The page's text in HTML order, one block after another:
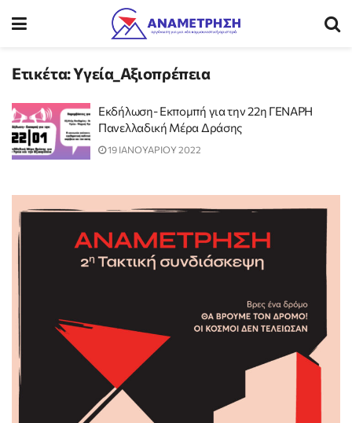
Ετικέτα:Υγεία_Αξιοπρέπεια
Εκδήλωση- Εκπομπή για την 22η ΓΕΝΑΡΗ
Πανελλαδική Μέρα Δράσης
19 ΙΑΝΟΥΑΡΙΟΥ 2022